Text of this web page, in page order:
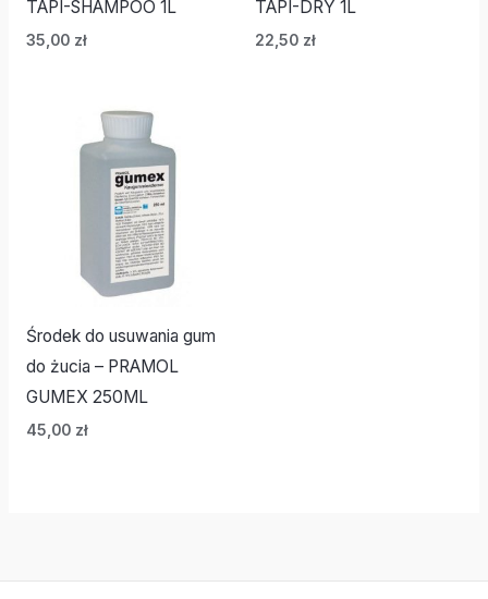
TAPI-SHAMPOO 1L
35,00 zł
TAPI-DRY 1L
22,50 zł
Środek do usuwania gum
do żucia – PRAMOL
GUMEX 250ML
45,00 zł